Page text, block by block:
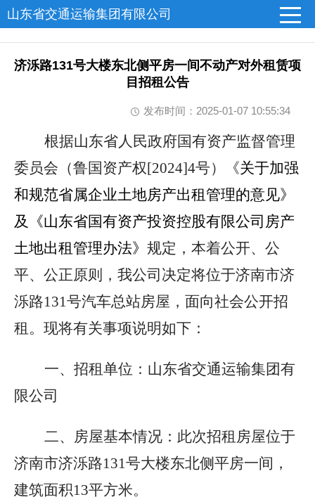
山东省交通运输集团有限公司
济泺路131号大楼东北侧平房一间不动产对外租赁项
目招租公告
发布时间：2025-01-07 10:55:34
根据山东省人民政府国有资产监督管理
委员会（鲁国资产权[2024]4号）《关于加强
和规范省属企业土地房产出租管理的意见》
及
《山东省国有资产投资控股有限公司房产
土地出租管理办法》 规定，本着公开、公
平、公正原则，我公司决定将位于济南市济
泺路131号汽车总站房屋，面向社会公开招
租。现将有关事项说明如下：
一、招租单位： 山东省交通运输集团有
限公司
二、房屋基本情况： 此次招租房屋位于
济南市济泺路131号大楼东北侧平房一间，
建筑面积13平方米。